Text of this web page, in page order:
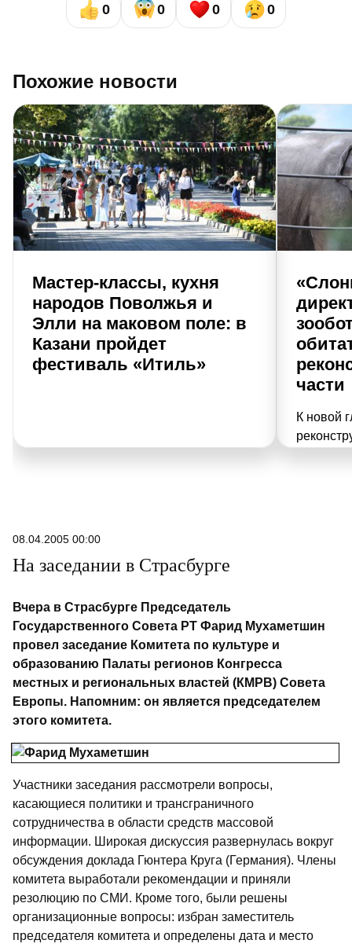
0 0 0 0
Похожие новости
Мастер-классы, кухня
народов Поволжья и
Элли на маковом поле: в
Казани пройдет
фестиваль «Итиль»
части
К новой
08.04.2005 00:00
На заседании в Страсбурге
Вчера в Страсбурге Председатель
Государственного Совета РТ Фарид Мухаметшин
провел заседание Комитета по культуре и
образованию Палаты регионов Конгресса
местных и региональных властей (КМРВ) Совета
Европы. Напомним: он является председателем
этого комитета.
Участники заседания рассмотрели вопросы,
касающиеся политики и трансграничного
сотрудничества в области средств массовой
информации. Широкая дискуссия развернулась вокруг
обсуждения доклада Гюнтера Круга (Германия). Члены
комитета выработали рекомендации и приняли
резолюцию по СМИ. Кроме того, были решены
организационные вопросы: избран заместитель
председателя комитета и определены дата и место